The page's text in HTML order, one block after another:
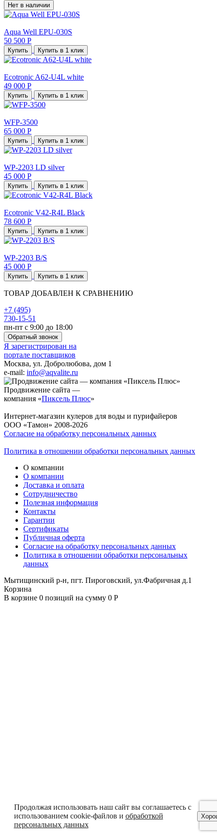
Нет в наличии
Aqua Well EPU-030S
50 500 Р
Купить Купить в 1 клик
Ecotronic A62-U4L white
49 000 Р
Купить Купить в 1 клик
WFP-3500
65 000 Р
Купить Купить в 1 клик
WP-2203 LD silver
45 000 Р
Купить Купить в 1 клик
Ecotronic V42-R4L Black
78 600 Р
Купить Купить в 1 клик
WP-2203 B/S
45 000 Р
Купить Купить в 1 клик
ТОВАР ДОБАВЛЕН К СРАВНЕНИЮ
+7 (495)
730-15-51
пн-пт с 9:00 до 18:00
Обратный звонок
Я зарегистрирован на
портале поставщиков
Москва, ул. Добролюбова, дом 1
e-mail: info@aqvalite.ru
Продвижение сайта —
компания «Пиксель Плюс»
Интернет-магазин кулеров для воды и пурифайеров
ООО «Тамон» 2008-2026
Согласие на обработку персональных данных
Политика в отношении обработки персональных данных
О компании
О компании
Доставка и оплата
Сотрудничество
Полезная информация
Контакты
Гарантии
Сертификаты
Публичная оферта
Согласие на обработку персональных данных
Политика в отношении обработки персональных
данных
Мытищинский р-н, пгт. Пироговский, ул.Фабричная д.1
Корзина
В корзине 0 позиций на сумму 0 Р
Продолжая использовать наш сайт вы соглашаетесь с
использованием cookie-файлов и обработкой
персональных данных